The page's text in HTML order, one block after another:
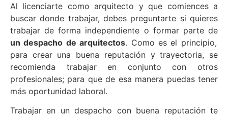
Al licenciarte como arquitecto y que comiences a
buscar donde trabajar, debes preguntarte si quieres
trabajar de forma independiente o formar parte de
un despacho de arquitectos. Como es el principio,
para crear una buena reputación y trayectoria, se
recomienda trabajar en conjunto con otros
profesionales; para que de esa manera puedas tener
más oportunidad laboral.
Trabajar en un despacho con buena reputación te